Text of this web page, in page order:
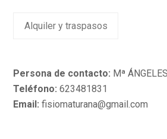
Alquiler y traspasos
Persona de contacto: Mª ÁNGELES
Teléfono: 623481831
Email: fisiomaturana@gmail.com